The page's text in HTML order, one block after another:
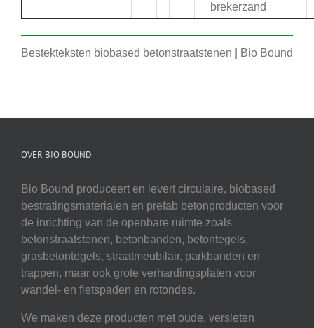
brekerzand
Bestekteksten biobased betonstraatstenen | Bio Bound
OVER BIO BOUND
Bio Bound produceert en levert circulaire, biobased
bestratingsmaterialen en prefab betonproducten voor
de inrichting van de openbare ruimte zoals
betonstraatstenen, betonbanden, betontegels,
grasbetontegels, straatmeubilair, parkbanden en
trappen, maar ook grote verhardingsplaten voor
wandel- en fietspaden en rotondes.
We maken deze producten met oude, versleten